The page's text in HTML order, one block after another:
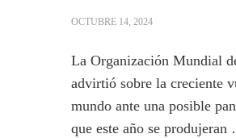
OCTUBRE 14, 2024
La Organización Mundial
advirtió sobre la creciente
mundo ante una posible
que este año se produjeran